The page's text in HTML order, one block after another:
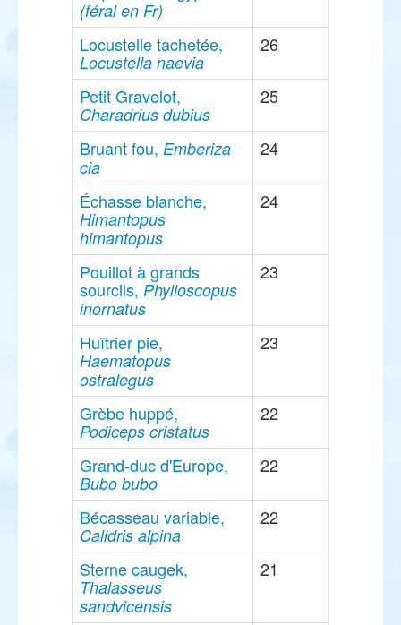
(féral en Fr)
Locustelle tachetée,
Locustella naevia
26
Petit Gravelot,
Charadrius dubius
25
Bruant fou, Emberiza
cia
24
Échasse blanche,
Himantopus
himantopus
24
Pouillot à grands
sourcils, Phylloscopus
inornatus
23
Huîtrier pie,
Haematopus
ostralegus
23
Grèbe huppé,
Podiceps cristatus
22
Grand-duc d'Europe,
Bubo bubo
22
Bécasseau variable,
Calidris alpina
22
Sterne caugek,
Thalasseus
sandvicensis
21